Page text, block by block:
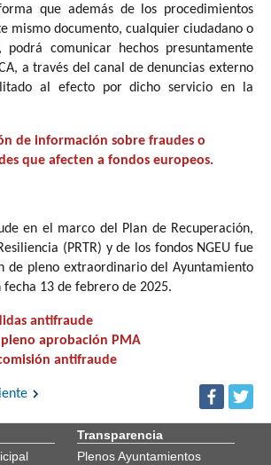
que además de los procedimientos
mismo documento, cualquier ciudadano o
podrá comunicar hechos presuntamente
a través del canal de denuncias externo
al efecto por dicho servicio en la
de información sobre fraudes o
que afecten a fondos europeos.
en el marco del Plan de Recuperación,
(PRTR) y de los fondos NGEU fue
de pleno extraordinario del Ayuntamiento
13 de febrero de 2025.
antifraude
aprobación PMA
antifraude
Transparencia
Plenos Ayuntamientos